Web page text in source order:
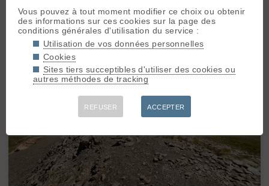
Vous pouvez à tout moment modifier ce choix ou obtenir
des informations sur ces cookies sur la page des
conditions générales d'utilisation du service :
Utilisation de vos données personnelles
Cookies
Sites tiers succeptibles d'utiliser des cookies ou
autres méthodes de tracking
REFUSER ACCEPTER